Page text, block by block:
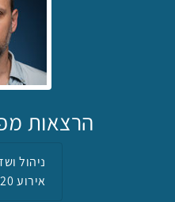
הרצאות
ניהול
אירוע e-Gov 2020, שלישי, 17 בנובמבר 2020, 09:50